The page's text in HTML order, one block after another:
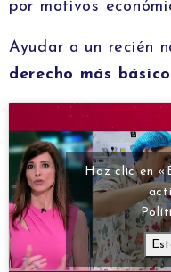
por motivos
Ayudar a un recién
derecho más
Haz clic en